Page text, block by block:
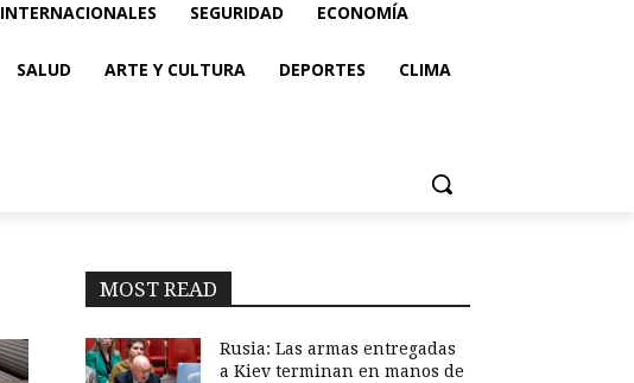
INTERNACIONALES SEGURIDAD ECONOMÍA
SALUD ARTE Y CULTURA DEPORTES CLIMA
MOST READ
Rusia: Las armas entregadas
a Kiev terminan en manos de